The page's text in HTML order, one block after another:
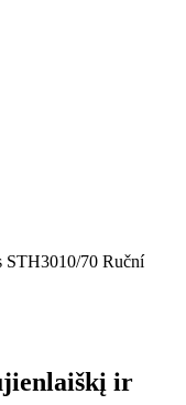
STH3010/70 Ruční
ir